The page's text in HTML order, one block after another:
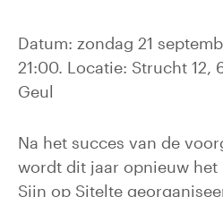
Datum: zondag 21
21:00. Locatie: Strucht 12,
Geul
Na het succes van de
wordt dit jaar opnieuw het
Sjin op Sjtelte